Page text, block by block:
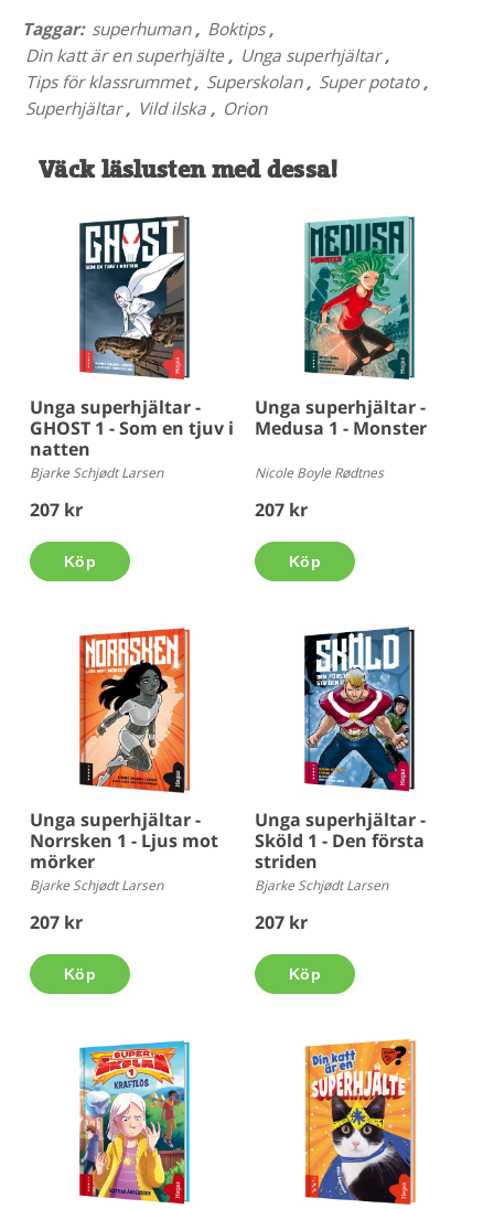
Taggar: superhuman, Boktips,
Din katt är en superhjälte, Unga superhjältar,
Tips för klassrummet, Superskolan, Super potato,
Superhjältar, Vild ilska, Orion
Väck läslusten med dessa!
Unga superhjältar -
GHOST 1 - Som en tjuv i
natten
Bjarke Schjødt Larsen
207 kr
Köp
Unga superhjältar -
Medusa 1 - Monster
Nicole Boyle Rødtnes
207 kr
Köp
Unga superhjältar -
Norrsken 1 - Ljus mot
mörker
Bjarke Schjødt Larsen
207 kr
Köp
Unga superhjältar -
Sköld 1 - Den första
striden
Bjarke Schjødt Larsen
207 kr
Köp